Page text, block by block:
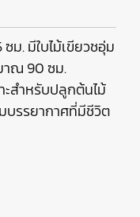
ม. มีใบไม้เขียวชอุ่ม
าณ 90 ซม.
ะสำหรับปลูกต้นไม้
บรรยากาศที่มีชีวิต